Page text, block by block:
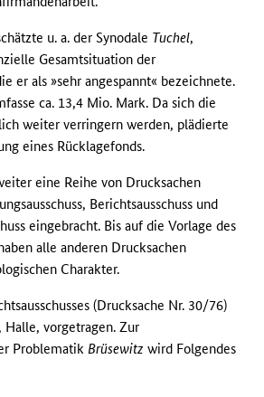
u. a. der Synodale Tuchel,
Gesamtsituation der
er als »sehr angespannt« bezeichnete.
ca. 13,4 Mio. Mark. Da sich die
weiter verringern werden, plädierte
eines Rücklagefonds.
eine Reihe von Drucksachen
Berichtsausschuss und
eingebracht. Bis auf die Vorlage des
alle anderen Drucksachen
Charakter.
(Drucksache Nr. 30/76)
, Halle, vorgetragen. Zur
ProblematikBrüsewitz wird Folgendes